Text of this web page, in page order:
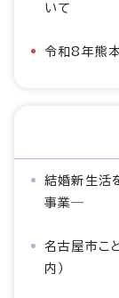
いて
令和8年熊
結婚新生活
事業―
名古屋市こ
内）